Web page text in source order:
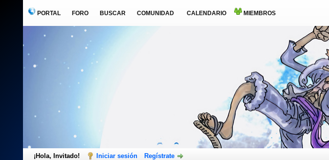
PORTAL FORO BUSCAR COMUNIDAD CALENDARIO MIEMBROS
¡Hola, Invitado! Iniciar sesión Regístrate